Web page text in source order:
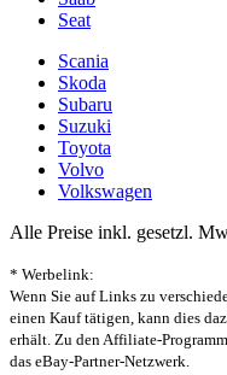
Seat
Scania
Skoda
Subaru
Suzuki
Toyota
Volvo
Volkswagen
Alle Preise inkl. gesetzl.
* Werbelink:
Wenn Sie auf Links zu
einen Kauf tätigen, kann dies
erhält. Zu den Affiliate-
das eBay-Partner-Netzwerk.